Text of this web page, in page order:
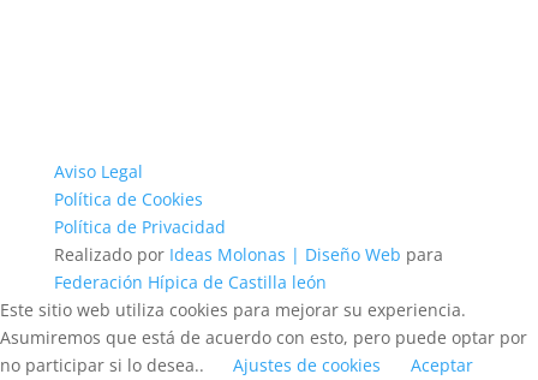
Aviso Legal
Política de Cookies
Política de Privacidad
Realizado por Ideas Molonas | Diseño Web para
Federación Hípica de Castilla león
Este sitio web utiliza cookies para mejorar su experiencia.
Asumiremos que está de acuerdo con esto, pero puede optar por
no participar si lo desea..
Ajustes de cookies
Aceptar